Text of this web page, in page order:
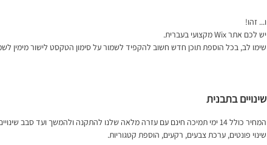
ו... זהו!
יש לכם אתרWixמקצועי בעברית.
שימו לב, בכל הוספת תוכן חדש חשוב להקפיד לשמור על סימון הטקסט לישור מימין
שינויים בתבנית
המחיר כולל 14 ימי תמיכה חינם עם עזרה מלאה שלנו להתקנה ולהמשך ועד סבב שינויים אחד בתבנית כולל:
שינוי פונטים, ערכת צבעים, רקעים, הוספת קטגוריות.